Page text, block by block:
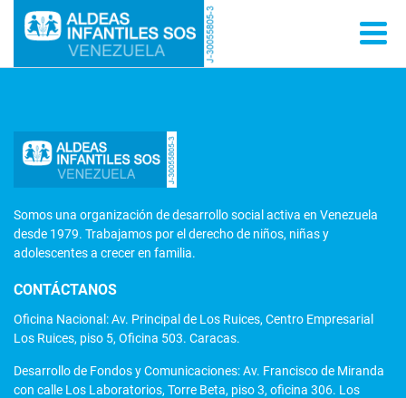
Somos una organización de desarrollo social activa en Venezuela
desde 1979. Trabajamos por el derecho de niños, niñas y
adolescentes a crecer en familia.
CONTÁCTANOS
Oficina Nacional: Av. Principal de Los Ruices, Centro Empresarial
Los Ruices, piso 5, Oficina 503. Caracas.
Desarrollo de Fondos y Comunicaciones: Av. Francisco de Miranda
con calle Los Laboratorios, Torre Beta, piso 3, oficina 306. Los